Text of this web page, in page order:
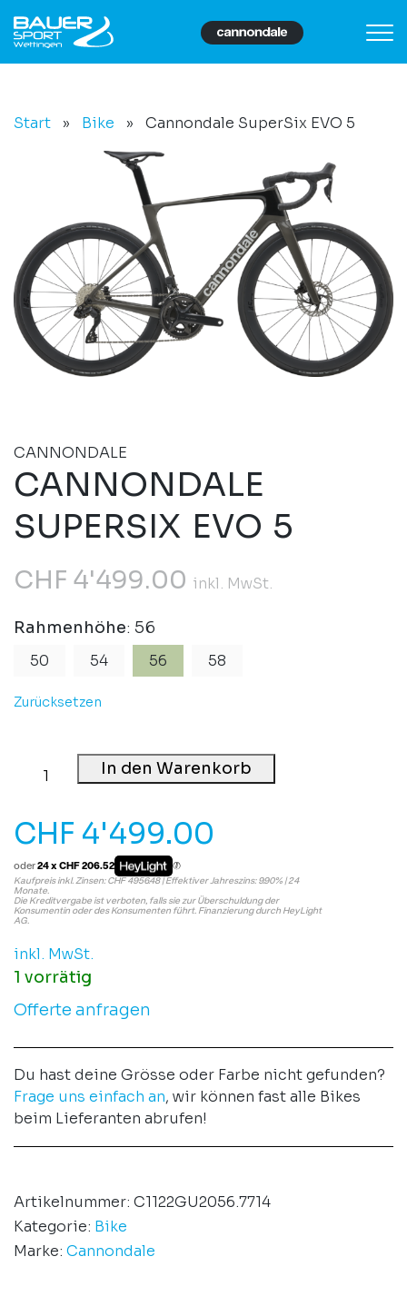
Start » Bike » Cannondale SuperSix EVO 5
CANNONDALE
CANNONDALE
SUPERSIX EVO 5
CHF 4'499.00 inkl. MwSt.
Rahmenhöhe: 56
50 54 56 58
Zurücksetzen
In den Warenkorb
CHF 4'499.00
oder24 x CHF 206.52
Kaufpreis inkl. Zinsen: CHF 4956.48 | Effektiver Jahreszins: 9.90% | 24
Monate.
Die Kreditvergabe ist verboten, falls sie zur Überschuldung der
Konsumentin oder des Konsumenten führt. Finanzierung durch HeyLight
AG.
inkl. MwSt.
1 vorrätig
Offerte anfragen
Du hast deine Grösse oder Farbe nicht gefunden?
Frage uns einfach an, wir können fast alle Bikes
beim Lieferanten abrufen!
Artikelnummer: C1122GU2056.7714
Kategorie: Bike
Marke: Cannondale